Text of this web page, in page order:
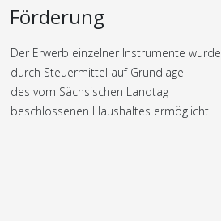
Förderung
Der Erwerb einzelner Instrumente wurde
durch Steuermittel auf Grundlage
des vom Sächsischen Landtag
beschlossenen Haushaltes ermöglicht.